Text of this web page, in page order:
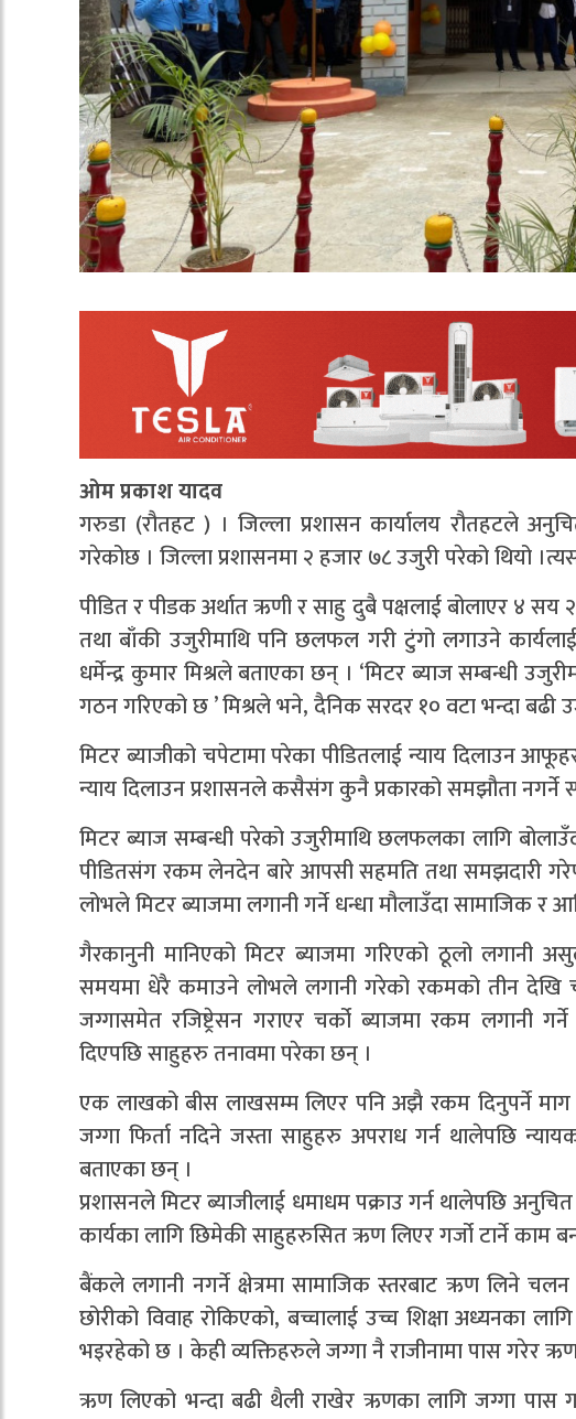
ओम प्रकाश यादव
गरुडा (रौतहट ) । जिल्ला प्रशासन कार्यालय रौतहटले
गरेकोछ । जिल्ला प्रशासनमा २ हजार ७८ उजुरी परेको थियो
पीडित र पीडक अर्थात ऋणी र साहु दुबै पक्षलाई बोलाएर ४
तथा बाँकी उजुरीमाथि पनि छलफल गरी टुंगो लगाउने
धर्मेन्द्र कुमार मिश्रले बताएका छन् । ‘मिटर ब्याज सम्बन्धी
गठन गरिएको छ ’ मिश्रले भने, दैनिक सरदर १० वटा भन्दा
मिटर ब्याजीको चपेटामा परेका पीडितलाई न्याय दिलाउन
न्याय दिलाउन प्रशासनले कसैसंग कुनै प्रकारको समझौता नगर्ने
मिटर ब्याज सम्बन्धी परेको उजुरीमाथि छलफलका लागि
पीडितसंग रकम लेनदेन बारे आपसी सहमति तथा समझदारी
लोभले मिटर ब्याजमा लगानी गर्ने धन्धा मौलाउँदा सामाजिक
गैरकानुनी मानिएको मिटर ब्याजमा गरिएको ठूलो लगानी
समयमा धेरै कमाउने लोभले लगानी गरेको रकमको तीन देखि
जग्गासमेत रजिष्ट्रेसन गराएर चर्को ब्याजमा रकम लगानी
दिएपछि साहुहरु तनावमा परेका छन् ।
एक लाखको बीस लाखसम्म लिएर पनि अझै रकम दिनुपर्ने माग
जग्गा फिर्ता नदिने जस्ता साहुहरु अपराध गर्न थालेपछि
बताएका छन् ।
प्रशासनले मिटर ब्याजीलाई धमाधम पक्राउ गर्न थालेपछि
कार्यका लागि छिमेकी साहुहरुसित ऋण लिएर गर्जो टार्ने काम
बैंकले लगानी नगर्ने क्षेत्रमा सामाजिक स्तरबाट ऋण लिने
छोरीको विवाह रोकिएको, बच्चालाई उच्च शिक्षा अध्यनका
भइरहेको छ । केही व्यक्तिहरुले जग्गा नै राजीनामा पास गरेर
ऋण लिएको भन्दा बढी थैली राखेर ऋणका लागि जग्गा पास